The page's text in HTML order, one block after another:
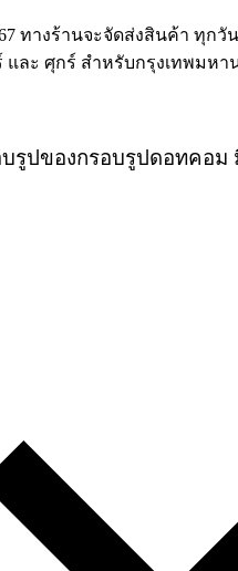
ทางร้านจะจัดส่งสินค้า ทุกวั
และ ศุกร์ สำหรับกรุงเทพมห
บรูปของกรอบรูปดอทคอ